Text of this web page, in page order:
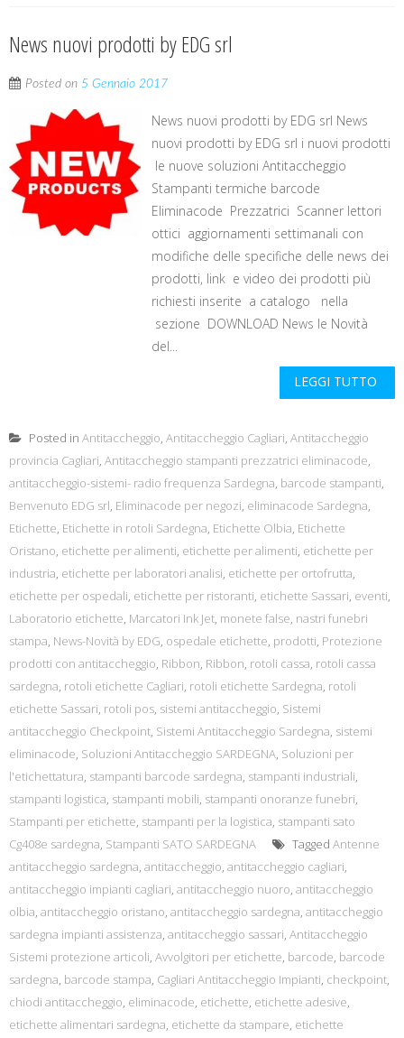
News nuovi prodotti by EDG srl
Posted on 5 Gennaio 2017
News nuovi prodotti by EDG srl News
nuovi prodotti by EDG srl i nuovi prodotti
le nuove soluzioni Antitaccheggio
Stampanti termiche barcode
Eliminacode Prezzatrici Scanner lettori
ottici aggiornamenti settimanali con
modifiche delle specifiche delle news dei
prodotti, link e video dei prodotti più
richiesti inserite a catalogo nella
sezione DOWNLOAD News le Novità
del...
LEGGI TUTTO
Posted in Antitaccheggio, Antitaccheggio Cagliari, Antitaccheggio
provincia Cagliari, Antitaccheggio stampanti prezzatrici eliminacode,
antitaccheggio-sistemi- radio frequenza Sardegna, barcode stampanti,
Benvenuto EDG srl, Eliminacode per negozi, eliminacode Sardegna,
Etichette, Etichette in rotoli Sardegna, Etichette Olbia, Etichette
Oristano, etichette per alimenti, etichette per alimenti, etichette per
industria, etichette per laboratori analisi, etichette per ortofrutta,
etichette per ospedali, etichette per ristoranti, etichette Sassari, eventi,
Laboratorio etichette, Marcatori Ink Jet, monete false, nastri funebri
stampa, News-Novità by EDG, ospedale etichette, prodotti, Protezione
prodotti con antitaccheggio, Ribbon, Ribbon, rotoli cassa, rotoli cassa
sardegna, rotoli etichette Cagliari, rotoli etichette Sardegna, rotoli
etichette Sassari, rotoli pos, sistemi antitaccheggio, Sistemi
antitaccheggio Checkpoint, Sistemi Antitaccheggio Sardegna, sistemi
eliminacode, Soluzioni Antitaccheggio SARDEGNA, Soluzioni per
l'etichettatura, stampanti barcode sardegna, stampanti industriali,
stampanti logistica, stampanti mobili, stampanti onoranze funebri,
Stampanti per etichette, stampanti per la logistica, stampanti sato
Cg408e sardegna, Stampanti SATO SARDEGNA Tagged Antenne
antitaccheggio sardegna, antitaccheggio, antitaccheggio cagliari,
antitaccheggio impianti cagliari, antitaccheggio nuoro, antitaccheggio
olbia, antitaccheggio oristano, antitaccheggio sardegna, antitaccheggio
sardegna impianti assistenza, antitaccheggio sassari, Antitaccheggio
Sistemi protezione articoli, Avvolgitori per etichette, barcode, barcode
sardegna, barcode stampa, Cagliari Antitaccheggio Impianti, checkpoint,
chiodi antitaccheggio, eliminacode, etichette, etichette adesive,
etichette alimentari sardegna, etichette da stampare, etichette